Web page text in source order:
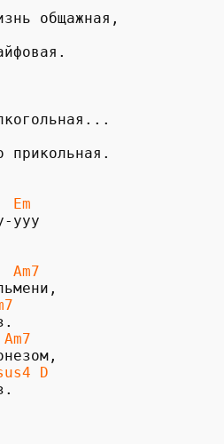
ууу
D